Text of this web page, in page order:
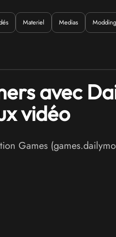
Materiel Medias Modding
avec
vidéo
Games